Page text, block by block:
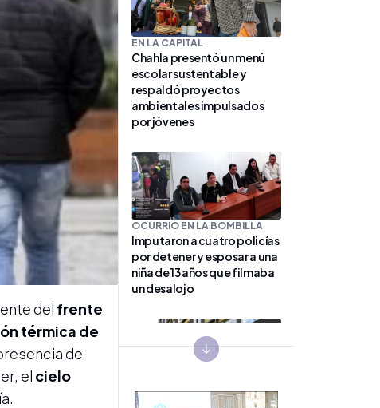
del frente
térmica de
de
el cielo
EN LA CAPITAL
Chahla presentó un menú
escolar sustentable y
respaldó proyectos
ambientales impulsados
por jóvenes
OCURRIÓ EN LA BOMBILLA
Imputaron a cuatro policías
por detener y esposar a una
niña de 13 años que filmaba
un desalojo
Next slide